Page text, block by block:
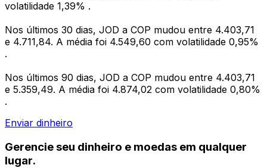
volatilidade 1,39% .
Nos últimos 30 dias, JOD a COP mudou entre 4.403,71
e 4.711,84. A média foi 4.549,60 com volatilidade 0,95%
.
Nos últimos 90 dias, JOD a COP mudou entre 4.403,71
e 5.359,49. A média foi 4.874,02 com volatilidade 0,80%
.
Enviar dinheiro
Gerencie seu dinheiro e moedas em qualquer
lugar.